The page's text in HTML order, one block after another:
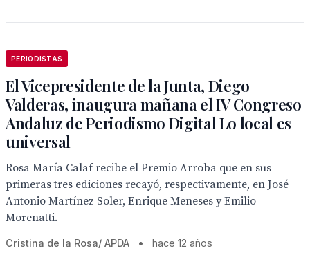
PERIODISTAS
El Vicepresidente de la Junta, Diego
Valderas, inaugura mañana el IV Congreso
Andaluz de Periodismo Digital Lo local es
universal
Rosa María Calaf recibe el Premio Arroba que en sus
primeras tres ediciones recayó, respectivamente, en José
Antonio Martínez Soler, Enrique Meneses y Emilio
Morenatti.
Cristina de la Rosa/ APDA • hace 12 años